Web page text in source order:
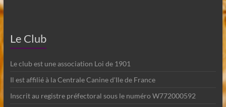
Le Club
Le club est une association Loi de 1901
Il est affilié à la Centrale Canine d'Ile de France
Inscrit au registre préfectoral sous le numéro W772000592